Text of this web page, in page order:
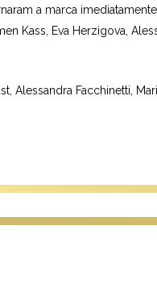
a marca
Kass, Eva Herzigova,
Facchinetti,